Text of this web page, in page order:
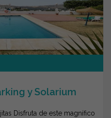
y Solarium
Disfruta de este magnífico